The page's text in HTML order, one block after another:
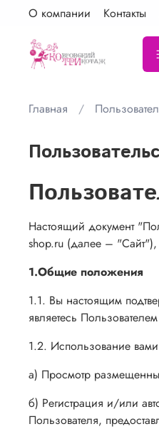
О компании Контакты
Главная
Настоящий документ
shop.ru (далее –
1.Общие положения
1.1. Вы настоящим
являетесь
1.2. Использование
а) Просмотр
б) Регистрация и/или
Пользователя,